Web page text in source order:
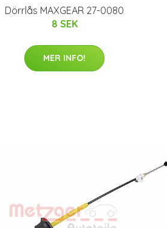
Dörrlås MAXGEAR 27-0080
8 SEK
MER INFO!